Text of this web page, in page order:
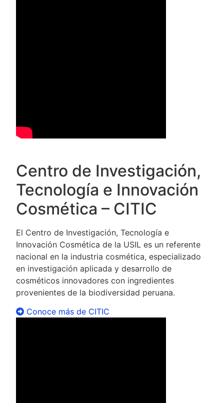
Centro de Investigación,
Tecnología e Innovación
Cosmética – CITIC
El Centro de Investigación, Tecnología e
Innovación Cosmética de la USIL es un referente
nacional en la industria cosmética, especializado
en investigación aplicada y desarrollo de
cosméticos innovadores con ingredientes
provenientes de la biodiversidad peruana.
Conoce más de CITIC